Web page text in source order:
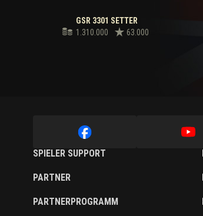
GSR 3301 SETTER
1.310.000
63.000
SPIELER SUPPORT
PARTNER
PARTNERPROGRAMM